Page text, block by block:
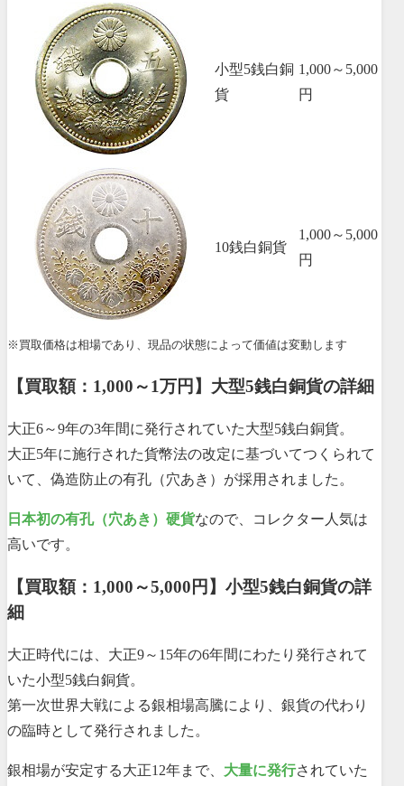
小型5銭白銅
貨
1,000～5,000
円
10銭白銅貨
1,000～5,000
円
※買取価格は相場であり、現品の状態によって価値は変動します
【買取額：1,000～1万円】大型5銭白銅貨の詳細
大正6～9年の3年間に発行されていた大型5銭白銅貨。
大正5年に施行された貨幣法の改定に基づいてつくられて
いて、偽造防止の有孔（穴あき）が採用されました。
日本初の有孔（穴あき）硬貨なので、コレクター人気は
高いです。
【買取額：1,000～5,000円】小型5銭白銅貨の詳
細
大正時代には、大正9～15年の6年間にわたり発行されて
いた小型5銭白銅貨。
第一次世界大戦による銀相場高騰により、銀貨の代わり
の臨時として発行されました。
銀相場が安定する大正12年まで、 大量に発行されていた